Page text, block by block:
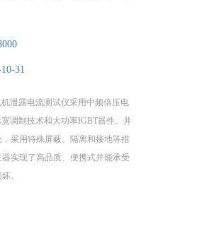
31
机泄露电流测试仪采用中频倍压电
调制技术和大功率IGBT器件。并
采用特殊屏蔽、隔离和接地等措
实现了高品质、便携式并能承受
。